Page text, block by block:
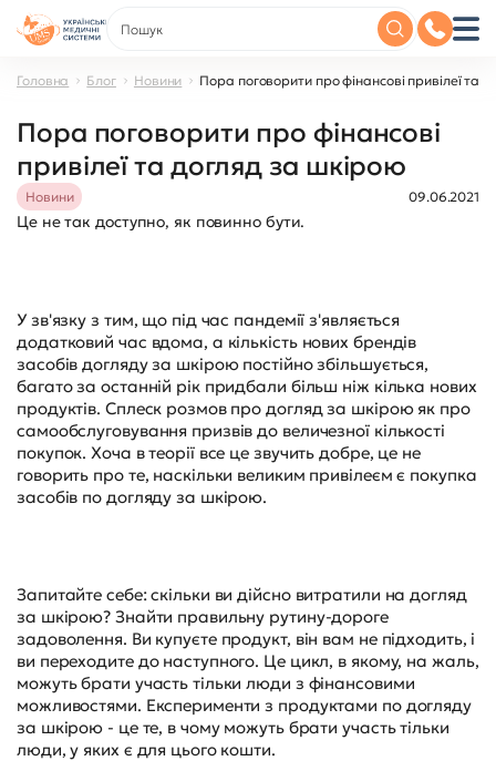
Головна Блог Новини Пора поговорити про фінансові привілеї та
Пора поговорити про фінансові
привілеї та догляд за шкірою
Новини 09.06.2021
Це не так доступно, як повинно бути.
У зв'язку з тим, що під час пандемії з'являється
додатковий час вдома, а кількість нових брендів
засобів догляду за шкірою постійно збільшується,
багато за останній рік придбали більш ніж кілька нових
продуктів. Сплеск розмов про догляд за шкірою як про
самообслуговування призвів до величезної кількості
покупок. Хоча в теорії все це звучить добре, це не
говорить про те, наскільки великим привілеєм є покупка
засобів по догляду за шкірою.
Запитайте себе: скільки ви дійсно витратили на догляд
за шкірою? Знайти правильну рутину-дороге
задоволення. Ви купуєте продукт, він вам не підходить, і
ви переходите до наступного. Це цикл, в якому, на жаль,
можуть брати участь тільки люди з фінансовими
можливостями. Експерименти з продуктами по догляду
за шкірою - це те, в чому можуть брати участь тільки
люди, у яких є для цього кошти.